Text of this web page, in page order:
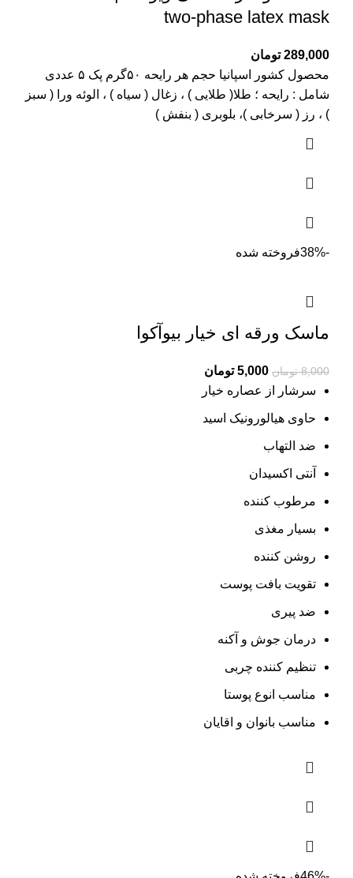
two-phase latex mask
289,000 تومان
محصول کشور اسپانیا حجم هر رایحه ۵۰گرم پک ۵ عددی
شامل : رایحه ؛ طلا( طلایی ) ، زغال ( سیاه ) ، الوئه ورا ( سبز
) ، رز ( سرخابی )، بلوبری ( بنفش )
-38% فروخته شده
ماسک ورقه ای خیار بیوآکوا
8,000 تومان Original
price
was:
8,000 تومان.
5,000 تومان
سرشار از عصاره خیار
حاوی هیالورونیک اسید
ضد التهاب
آنتی اکسیدان
مرطوب کننده
بسیار مغذی
روشن کننده
تقویت بافت پوست
ضد پیری
درمان جوش و آکنه
تنظیم کننده چربی
مناسب انوع پوستا
مناسب بانوان و اقایان